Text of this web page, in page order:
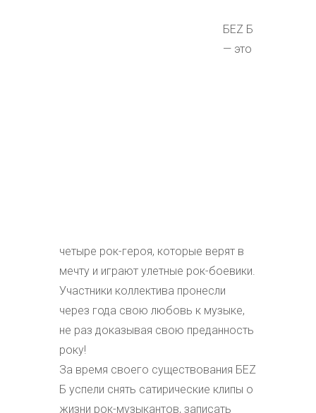
БЕZ Б
— это
четыре рок-героя, которые верят в
мечту и играют улетные рок-боевики.
Участники коллектива пронесли
через года свою любовь к музыке,
не раз доказывая свою преданность
року!
За время своего существования БЕZ
Б успели снять сатирические клипы о
жизни рок-музыкантов, записать